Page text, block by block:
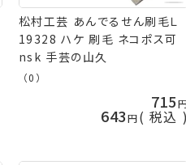
松村工芸 あんでるせん刷毛Ｌ
19328 ハケ 刷毛 ネコポス可
nsk 手芸の山久
（0）
715
643 税込